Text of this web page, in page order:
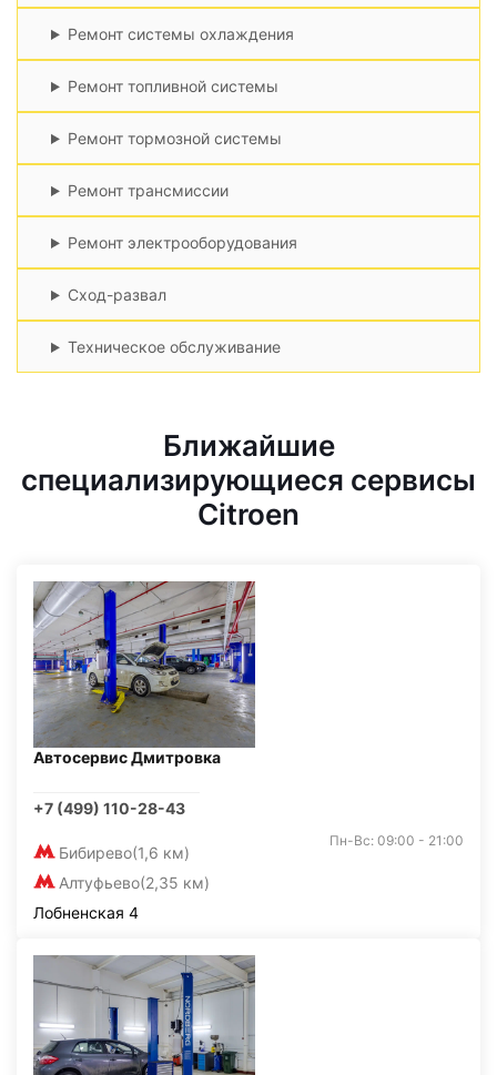
Ремонт системы охлаждения
Ремонт топливной системы
Ремонт тормозной системы
Ремонт трансмиссии
Ремонт электрооборудования
Сход-развал
Техническое обслуживание
Ближайшие
специализирующиеся сервисы
Citroen
Автосервис Дмитровка
+7 (499) 110-28-43
Бибирево(1,6 км)
Алтуфьево(2,35 км)
Пн-Вс: 09:00 - 21:00
Лобненская 4